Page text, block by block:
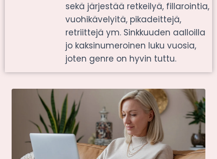
sekä järjestää retkeilyä, fillarointia,
vuohikävelyitä, pikadeittejä,
retriittejä ym. Sinkkuuden aalloilla
jo kaksinumeroinen luku vuosia,
joten genre on hyvin tuttu.